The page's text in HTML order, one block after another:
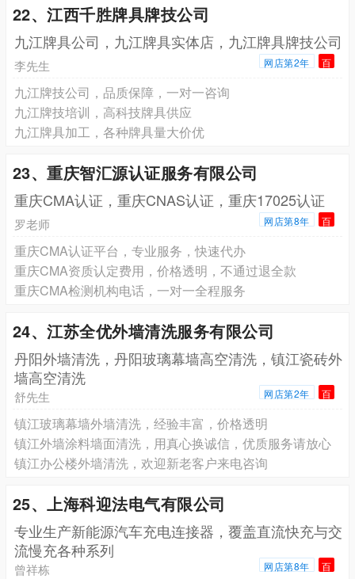
22、江西千胜牌具牌技公司
九江牌具公司，九江牌具实体店，九江牌具牌技公司
李先生 网店第2年 百
九江牌技公司，品质保障，一对一咨询
九江牌技培训，高科技牌具供应
九江牌具加工，各种牌具量大价优
23、重庆智汇源认证服务有限公司
重庆CMA认证，重庆CNAS认证，重庆17025认证
罗老师 网店第8年 百
重庆CMA认证平台，专业服务，快速代办
重庆CMA资质认定费用，价格透明，不通过退全款
重庆CMA检测机构电话，一对一全程服务
24、江苏全优外墙清洗服务有限公司
丹阳外墙清洗，丹阳玻璃幕墙高空清洗，镇江瓷砖外
墙高空清洗
舒先生 网店第2年 百
镇江玻璃幕墙外墙清洗，经验丰富，价格透明
镇江外墙涂料墙面清洗，用真心换诚信，优质服务请放心
镇江办公楼外墙清洗，欢迎新老客户来电咨询
25、上海科迎法电气有限公司
专业生产新能源汽车充电连接器，覆盖直流快充与交
流慢充各种系列
曾祥栋 网店第8年 百